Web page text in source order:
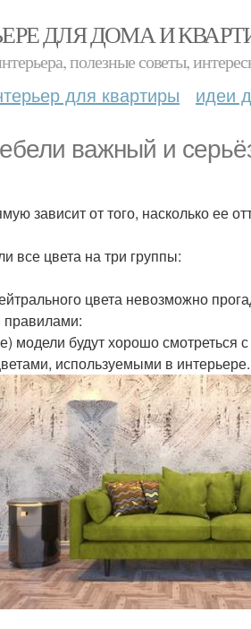
ДЛЯ ДОМА И
полезные советы,
для квартиры идеи
важный и
зависит от того, насколько ее
все цвета на три группы:
цвета невозможно
модели будут хорошо
используемыми в интерьере.